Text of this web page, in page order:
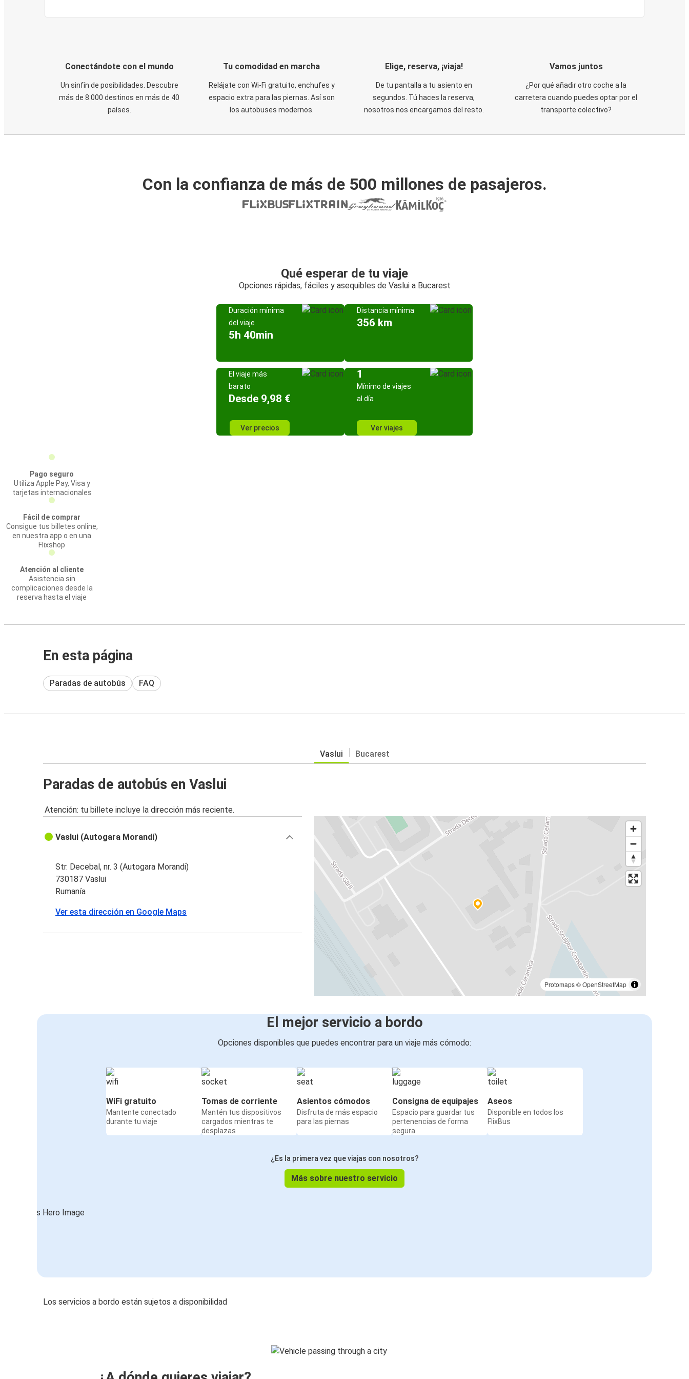
Conectándote con el mundo
Un sinfín de posibilidades. Descubre
más de 8.000 destinos en más de 40
países.
Tu comodidad en marcha
Relájate con Wi-Fi gratuito, enchufes y
espacio extra para las piernas. Así son
los autobuses modernos.
Elige, reserva, ¡viaja!
De tu pantalla a tu asiento en
segundos. Tú haces la reserva,
nosotros nos encargamos del resto.
Vamos juntos
¿Por qué añadir otro coche a la
carretera cuando puedes optar por el
transporte colectivo?
Con la confianza de más de 500 millones de pasajeros.
Qué esperar de tu viaje
Opciones rápidas, fáciles y asequibles de Vaslui a Bucarest
Duración mínima
del viaje
5h 40min
Distancia mínima
356 km
El viaje más
barato
Desde 9,98 €
Ver precios
1
Mínimo de viajes
al día
Ver viajes
Pago seguro
Utiliza Apple Pay, Visa y
tarjetas internacionales
Fácil de comprar
Consigue tus billetes online,
en nuestra app o en una
Flixshop
Atención al cliente
Asistencia sin
complicaciones desde la
reserva hasta el viaje
En esta página
Paradas de autobús FAQ
Vaslui Bucarest
Paradas de autobús en Vaslui
Atención: tu billete incluye la dirección más reciente.
Protomaps©OpenStreetMap
Vaslui (Autogara Morandi)
Str. Decebal, nr. 3 (Autogara Morandi)
730187 Vaslui
Rumanía
Ver esta dirección en Google Maps
El mejor servicio a bordo
Opciones disponibles que puedes encontrar para un viaje más cómodo:
WiFi gratuito
Mantente conectado
durante tu viaje
Tomas de corriente
Mantén tus dispositivos
cargados mientras te
desplazas
Asientos cómodos
Disfruta de más espacio
para las piernas
Consigna de equipajes
Espacio para guardar tus
pertenencias de forma
segura
Aseos
Disponible en todos los
FlixBus
¿Es la primera vez que viajas con nosotros?
Más sobre nuestro servicio
Los servicios a bordo están sujetos a disponibilidad